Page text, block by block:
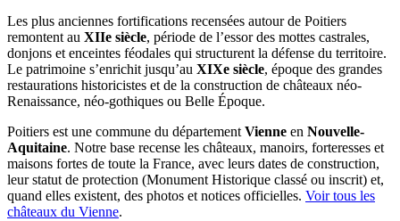
Les plus anciennes fortifications recensées autour de Poitiers
remontent au XIIe siècle, période de l’essor des mottes castrales,
donjons et enceintes féodales qui structurent la défense du territoire.
Le patrimoine s’enrichit jusqu’au XIXe siècle, époque des grandes
restaurations historicistes et de la construction de châteaux néo-
Renaissance, néo-gothiques ou Belle Époque.
Poitiers est une commune du départementVienne en Nouvelle-
Aquitaine. Notre base recense les châteaux, manoirs, forteresses et
maisons fortes de toute la France, avec leurs dates de construction,
leur statut de protection (Monument Historique classé ou inscrit) et,
quand elles existent, des photos et notices officielles. Voir tous les
châteaux du Vienne.